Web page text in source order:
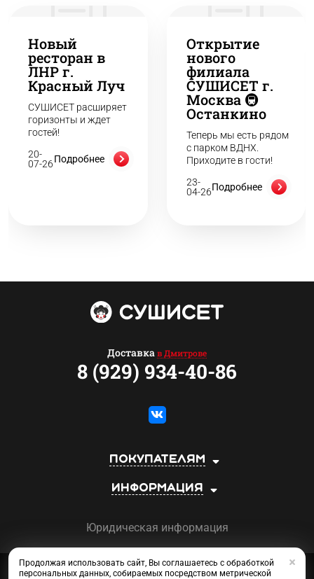
Новый
ресторан в
ЛНР г.
Красный Луч
СУШИСЕТ расширяет
горизонты и ждет
гостей!
20-
07-26Подробнее
Открытие
нового
филиала
СУШИСЕТ г.
Москва 🚇
Останкино
Теперь мы есть рядом
с парком ВДНХ.
Приходите в гости!
23-
04-26Подробнее
Покупателям
Информация
Доставка в Дмитрове
8 (929) 934-40-86
Юридическая информация
Сеть магазинов «СУШИСЕТ»
©2013-2026
Продолжая использовать сайт, Вы соглашаетесь с обработкой
персональных данных, собираемых посредством метрической